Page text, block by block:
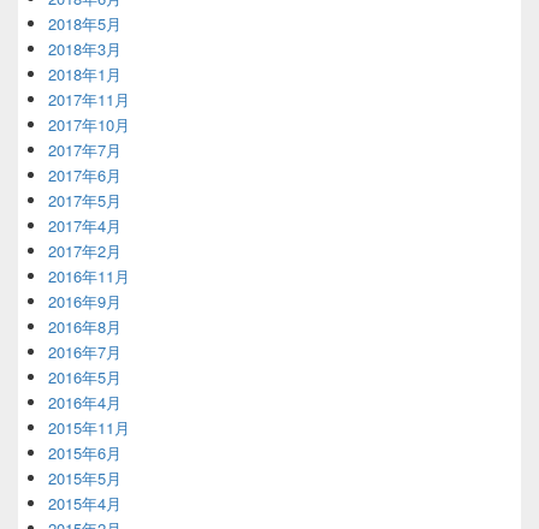
2018年5月
2018年3月
2018年1月
2017年11月
2017年10月
2017年7月
2017年6月
2017年5月
2017年4月
2017年2月
2016年11月
2016年9月
2016年8月
2016年7月
2016年5月
2016年4月
2015年11月
2015年6月
2015年5月
2015年4月